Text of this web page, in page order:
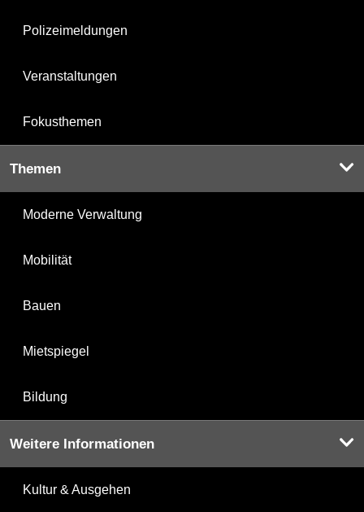
Polizeimeldungen
Veranstaltungen
Fokusthemen
Themen
Moderne Verwaltung
Mobilität
Bauen
Mietspiegel
Bildung
Weitere Informationen
Kultur & Ausgehen